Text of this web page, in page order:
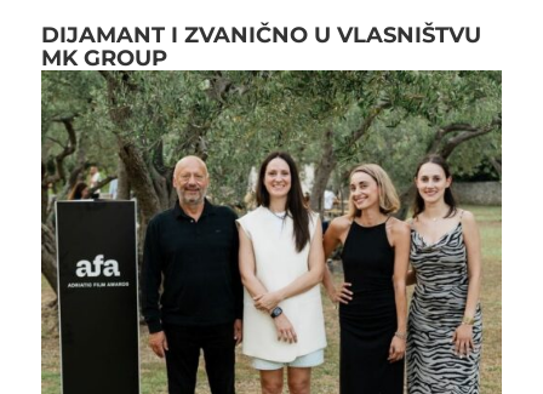
DIJAMANT I ZVANIČNO U VLASNIŠTVU
MK GROUP